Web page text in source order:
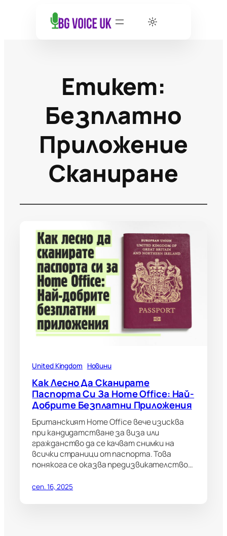
Етикет:
Безплатно
Приложение
Сканиране
United Kingdom Новини
Как Лесно Да Сканирате
Паспорта Си За Home Office: Най-
Добрите Безплатни Приложения
Британският Home Office вече изисква
при кандидатстване за виза или
гражданство да се качват снимки на
всички страници от паспорта. Това
понякога се оказва предизвикателство…
сеп. 16, 2025